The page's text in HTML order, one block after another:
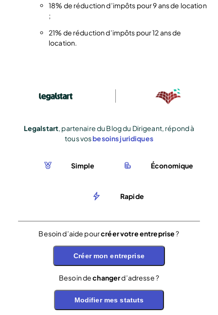
18% de réduction d’impôts pour 9 ans de location
;
21% de réduction d’impôts pour 12 ans de
location.
Legalstart , partenaire du Blog du Dirigeant, répond à
tous vosbesoins juridiques
Simple Économique
Rapide
Besoin d’aide pourcréer votre entreprise?
Créer mon entreprise
Besoin dechangerd’adresse ?
Modifier mes statuts